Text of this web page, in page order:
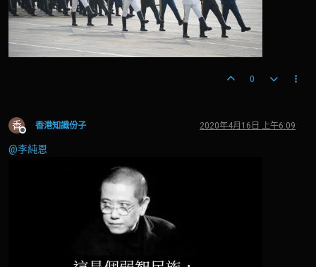
0
香
離線
香港知識份子 2020年4月16日 上午6:09
@李純恩